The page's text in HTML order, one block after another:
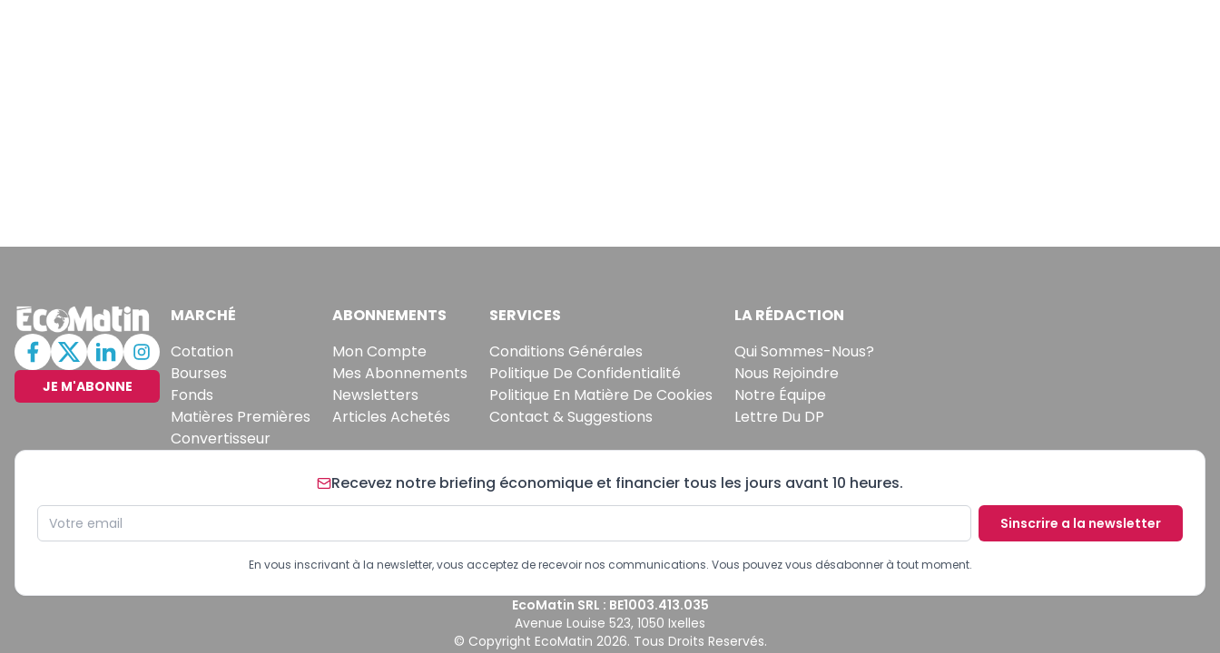
JE M'ABONNE
MARCHÉ
Cotation
Bourses
Fonds
Matières Premières
Convertisseur
ABONNEMENTS
Mon Compte
Mes Abonnements
Newsletters
Articles Achetés
SERVICES
Conditions Générales
Politique De Confidentialité
Politique En Matière De Cookies
Contact & Suggestions
LA RÉDACTION
Qui Sommes-Nous?
Nous Rejoindre
Notre Équipe
Lettre Du DP
Recevez notre briefing économique et financier tous les jours avant 10 heures.
Sinscrire a la newsletter
En vous inscrivant à la newsletter, vous acceptez de recevoir nos communications. Vous pouvez vous désabonner à tout moment.
EcoMatin SRL : BE1003.413.035
Avenue Louise 523, 1050 Ixelles
© Copyright EcoMatin 2026. Tous Droits Reservés.